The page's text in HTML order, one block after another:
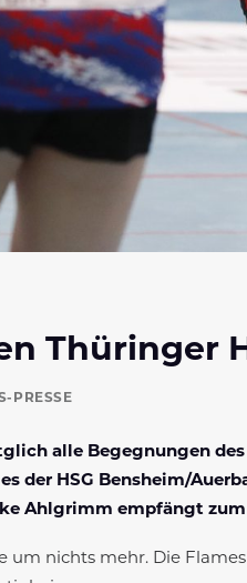
Thüringer
PRESSE
alle Begegnungen
der HSG Bensheim/
Ahlgrimm empfängt
um nichts mehr. Die